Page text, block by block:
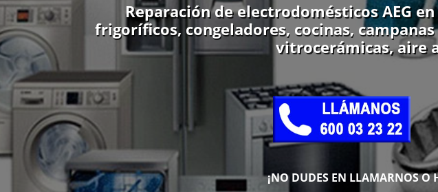
Reparación de electrodomésticos AEG
frigoríficos, congeladores, cocinas,
vitrocerámicas, aire
¡NO DUDES EN LLAMARNOS O